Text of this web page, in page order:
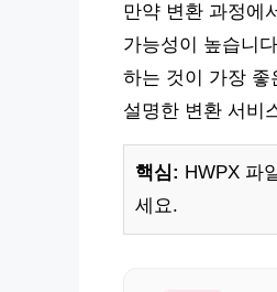
만약 변환 과정에
가능성이 높습니
하는 것이 가장 좋
설명한 변환 서비
핵심: HWPX 파
세요.